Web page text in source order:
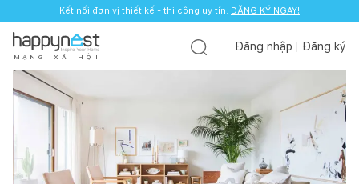
Kết nối đơn vị thiết kế - thi công uy tín. ĐĂNG KÝ NGAY!
M Ạ N G X Ã H Ộ I
Đăng nhập Đăng ký